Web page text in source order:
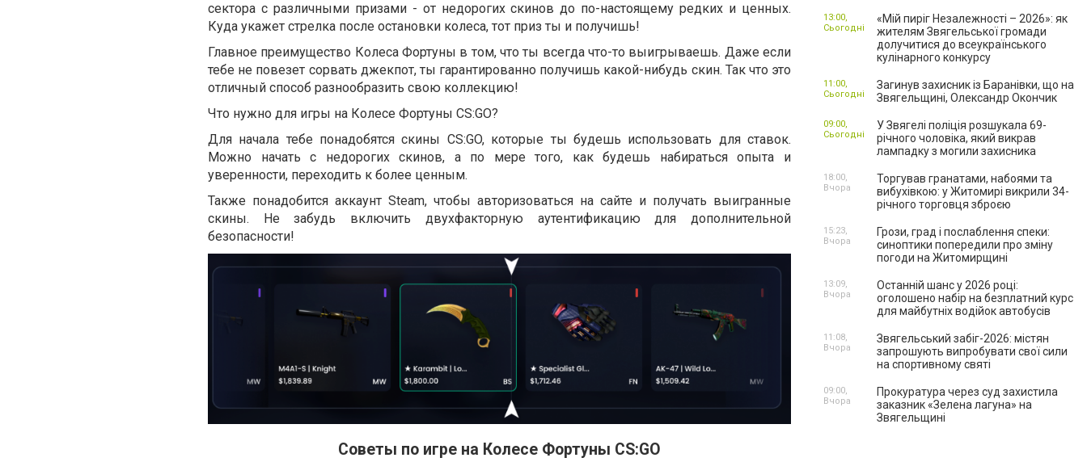
сектора с различными призами - от недорогих скинов до по-настоящему редких и ценных.
Куда укажет стрелка после остановки колеса, тот приз ты и получишь!
Главное преимущество Колеса Фортуны в том, что ты всегда что-то выигрываешь. Даже если
тебе не повезет сорвать джекпот, ты гарантированно получишь какой-нибудь скин. Так что это
отличный способ разнообразить свою коллекцию!
Что нужно для игры на Колесе Фортуны CS:GO?
Для начала тебе понадобятся скины CS:GO, которые ты будешь использовать для ставок.
Можно начать с недорогих скинов, а по мере того, как будешь набираться опыта и
уверенности, переходить к более ценным.
Также понадобится аккаунт Steam, чтобы авторизоваться на сайте и получать выигранные
скины. Не забудь включить двухфакторную аутентификацию для дополнительной
безопасности!
Советы по игре на Колесе Фортуны CS:GO
«Мій пиріг Незалежності – 2026»: як
жителям Звягельської громади
долучитися до всеукраїнського
кулінарного конкурсу
13:00,
Сьогодні
Загинув захисник із Баранівки, що на
Звягельщині, Олександр Окончик
11:00,
Сьогодні
У Звягелі поліція розшукала 69-
річного чоловіка, який викрав
лампадку з могили захисника
09:00,
Сьогодні
Торгував гранатами, набоями та
вибухівкою: у Житомирі викрили 34-
річного торговця зброєю
18:00,
Вчора
Грози, град і послаблення спеки:
синоптики попередили про зміну
погоди на Житомирщині
15:23,
Вчора
Останній шанс у 2026 році:
оголошено набір на безплатний курс
для майбутніх водійок автобусів
13:09,
Вчора
Звягельський забіг-2026: містян
запрошують випробувати свої сили
на спортивному святі
11:08,
Вчора
Прокуратура через суд захистила
заказник «Зелена лагуна» на
Звягельщині
09:00,
Вчора